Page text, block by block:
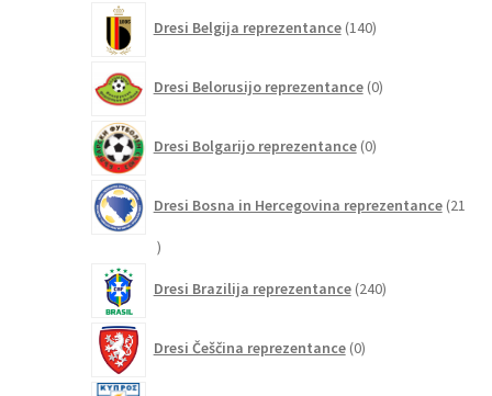
Dresi Belgija reprezentance 140izdelkov
Dresi Belorusijo reprezentance 0izdelkov
Dresi Bolgarijo reprezentance 0izdelkov
Dresi Bosna in Hercegovina reprezentance 21
21
Dresi Brazilija reprezentance 240izdelkov
Dresi Češčina reprezentance 0izdelkov